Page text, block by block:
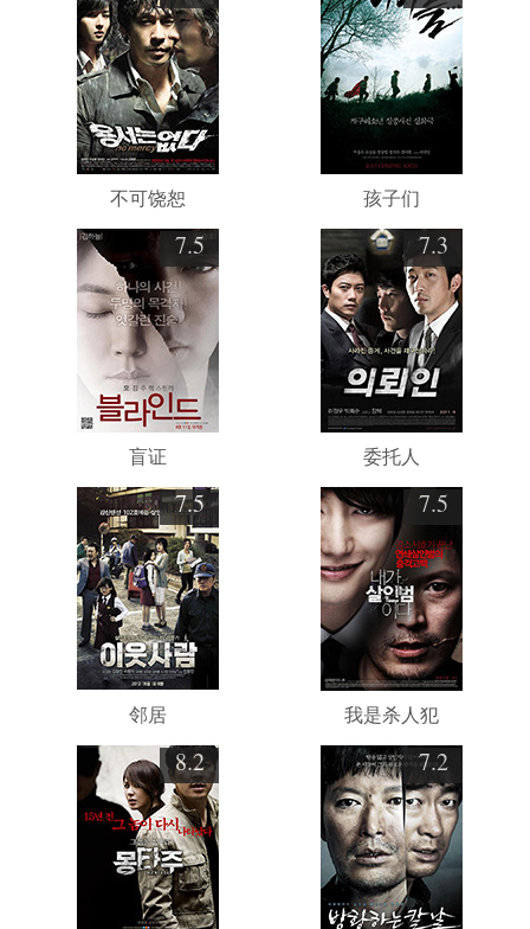
不可饶恕 孩子们
7.5
盲证
7.3
委托人
7.5
邻居
7.5
我是杀人犯
8.2 7.2